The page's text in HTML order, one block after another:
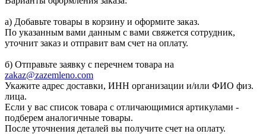
а) Добавьте товары в корзину и оформите заказ.
По указанным вами данным с вами свяжется сотрудник,
уточнит заказ и отправит вам счет на оплату.
б) Отправьте заявку с перечнем товара на
zakaz@zazemleno.com
Укажите адрес доставки, ИНН организации и/или ФИО физ.
лица.
Если у вас список товара с отличающимися артикулами -
подберем аналогичные товары.
После уточнения деталей вы получите счет на оплату.